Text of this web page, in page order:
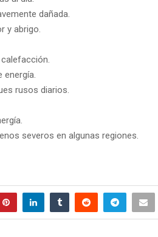
dañada.
y abrigo.
energía.
rusos diarios.
severos en algunas regiones.